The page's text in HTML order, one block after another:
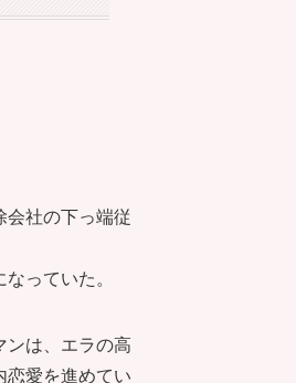
会社の下っ端従
っていた。
ンは、エラの高
恋愛を進めてい